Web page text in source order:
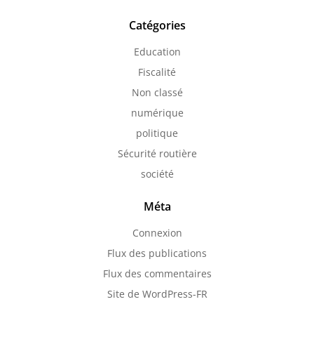
Catégories
Education
Fiscalité
Non classé
numérique
politique
Sécurité routière
société
Méta
Connexion
Flux des publications
Flux des commentaires
Site de WordPress-FR